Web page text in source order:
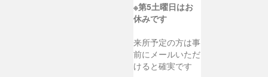
※第5土曜日はお
休みです
来所予定の方は事
前にメールいただ
けると確実です